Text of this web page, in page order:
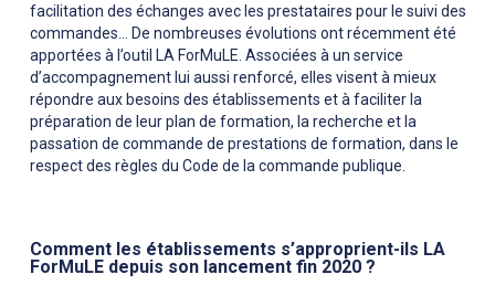
facilitation des échanges avec les prestataires pour le suivi des
commandes… De nombreuses évolutions ont récemment été
apportées à l’outil LA ForMuLE. Associées à un service
d’accompagnement lui aussi renforcé, elles visent à mieux
répondre aux besoins des établissements et à faciliter la
préparation de leur plan de formation, la recherche et la
passation de commande de prestations de formation, dans le
respect des règles du Code de la commande publique.
Comment les établissements s’approprient-ils LA
ForMuLE depuis son lancement fin 2020 ?